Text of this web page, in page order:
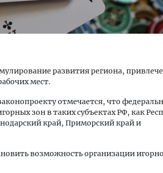
развития региона,
мест.
отмечается, что
зон в таких субъектах РФ, как
край, Приморский край и
возможность организации
отель
Генеральный директор
ЗИАС — об эстетике
трендах в фасадах и